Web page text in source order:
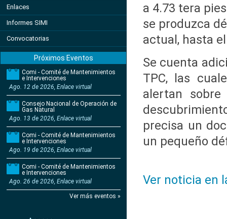
Enlaces
Informes SIMI
Convocatorias
Próximos Eventos
Comi - Comité de Mantenimientos
e Intervenciones
Ago. 12 de 2026, Enlace virtual
Consejo Nacional de Operación de
Gas Natural
Ago. 13 de 2026, Enlace virtual
Comi - Comité de Mantenimientos
e Intervenciones
Ago. 19 de 2026, Enlace virtual
Comi - Comité de Mantenimientos
e Intervenciones
Ago. 26 de 2026, Enlace virtual
Ver más eventos »
a 4.73 tera
se produzca
actual, hasta
Se cuenta
TPC, las
alertan
precisa un
un pequeño
Ver noticia en